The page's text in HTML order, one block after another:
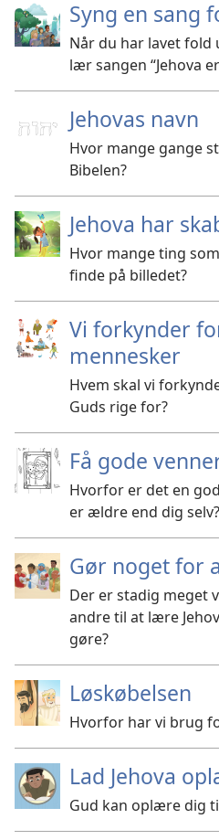
Syng en sang
Når du har lavet fold
lær sangen “Jehova
Jehovas navn
Hvor mange gange
Bibelen?
Jehova har
Hvor mange ting
finde på billedet?
Vi forkynder
mennesker
Hvem skal vi
Guds rige for?
Få gode
Hvorfor er det en
er ældre end dig selv?
Gør noget for
Der er stadig meget
andre til at lære
gøre?
Løskøbelsen
Hvorfor har vi brug
Lad Jehova
Gud kan oplære dig